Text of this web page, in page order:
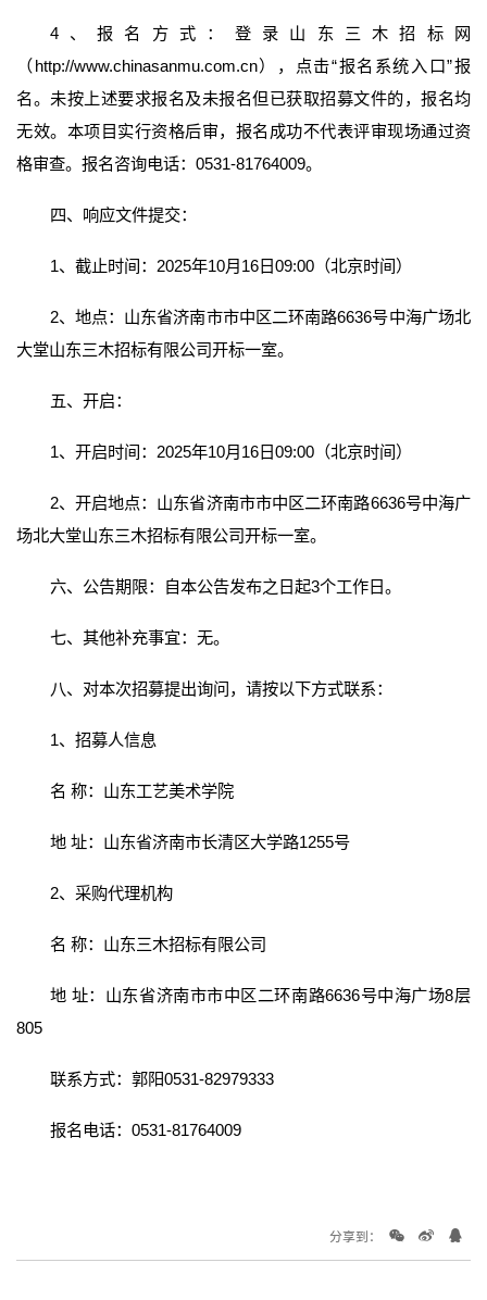
4、报名方式：登录山东三木招标网
（http://www.chinasanmu.com.cn），点击“报名系统入口”报
名。未按上述要求报名及未报名但已获取招募文件的，报名均
无效。本项目实行资格后审，报名成功不代表评审现场通过资
格审查。报名咨询电话：0531-81764009。
四、响应文件提交：
1、截止时间：2025年10月16日09:00（北京时间）
2、地点：山东省济南市市中区二环南路6636号中海广场北
大堂山东三木招标有限公司开标一室。
五、开启：
1、开启时间：2025年10月16日09:00（北京时间）
2、开启地点：山东省济南市市中区二环南路6636号中海广
场北大堂山东三木招标有限公司开标一室。
六、公告期限：自本公告发布之日起3个工作日。
七、其他补充事宜：无。
八、对本次招募提出询问，请按以下方式联系：
1、招募人信息
名 称：山东工艺美术学院
地 址：山东省济南市长清区大学路1255号
2、采购代理机构
名 称：山东三木招标有限公司
地 址：山东省济南市市中区二环南路6636号中海广场8层
805
联系方式：郭阳0531-82979333
报名电话：0531-81764009
分享到：